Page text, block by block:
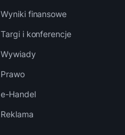
Wyniki finansowe
Targi i konferencje
Wywiady
Prawo
e-Handel
Reklama